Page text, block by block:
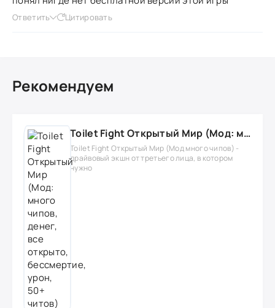
Ответить Цитировать
Рекомендуем
Toilet Fight Открытый Мир (Мод: много чипов, денег, все открыто, бессмертие, урон, 50+ читов)
Toilet Fight Открытый Мир (Мод много чипов) -
драйвовый экшн от третьего лица, в котором
нужно